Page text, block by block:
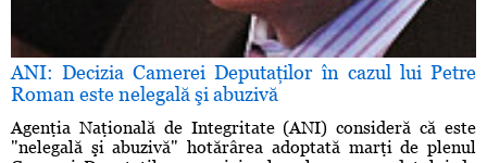
ANI: Decizia Camerei Deputaţilor în cazul lui Petre
Roman este nelegală şi abuzivă
Agenţia Naţională de Integritate (ANI) consideră că este
"nelegală şi abuzivă" hotărârea adoptată marţi de plenul